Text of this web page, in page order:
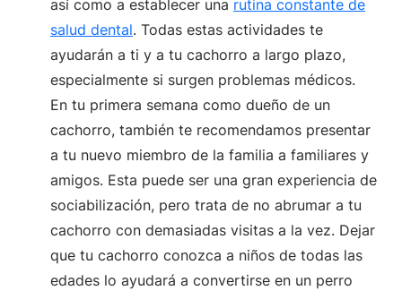
así como a establecer una rutina constante de
salud dental. Todas estas actividades te
ayudarán a ti y a tu cachorro a largo plazo,
especialmente si surgen problemas médicos.
En tu primera semana como dueño de un
cachorro, también te recomendamos presentar
a tu nuevo miembro de la familia a familiares y
amigos. Esta puede ser una gran experiencia de
sociabilización, pero trata de no abrumar a tu
cachorro con demasiadas visitas a la vez. Dejar
que tu cachorro conozca a niños de todas las
edades lo ayudará a convertirse en un perro